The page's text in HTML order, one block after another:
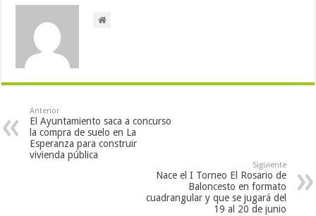
Anterior
El Ayuntamiento saca a concurso
la compra de suelo en La
Esperanza para construir
vivienda pública
Siguiente
Nace el I Torneo El Rosario de
Baloncesto en formato
cuadrangular y que se jugará del
19 al 20 de junio